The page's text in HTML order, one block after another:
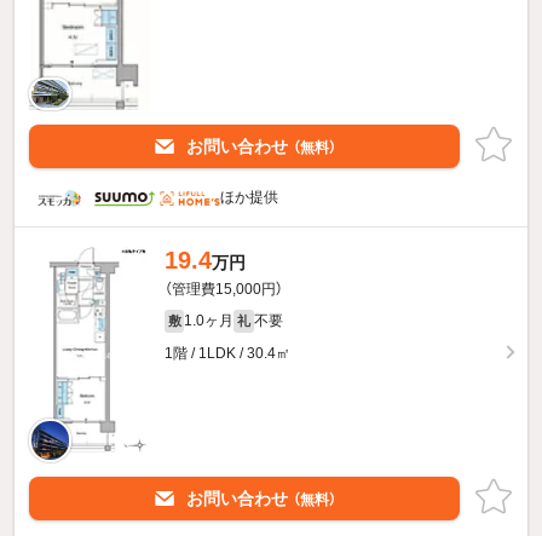
お問い合わせ （無料）
ほか提供
19.4万円
（管理費15,000円）
敷 1.0ヶ月 礼 不要
1階 / 1LDK / 30.4㎡
お問い合わせ （無料）